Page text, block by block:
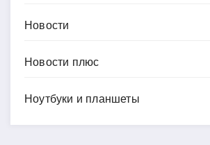
Новости
Новости плюс
Ноутбуки и планшеты